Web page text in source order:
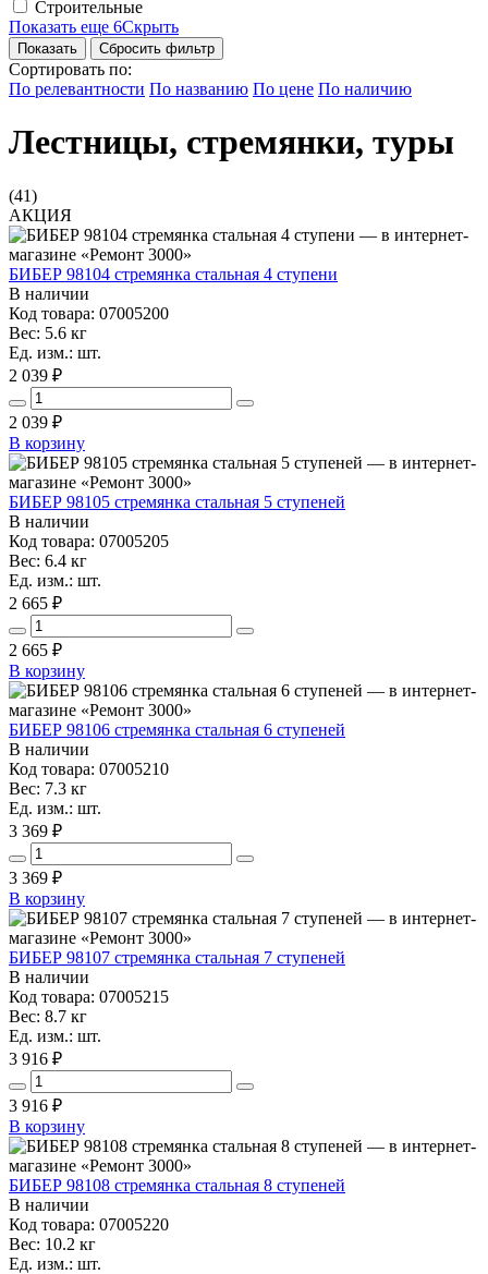
Строительные
Показать еще 6Скрыть
Сбросить фильтр
Сортировать по:
По релевантности По названию По цене По наличию
Лестницы, стремянки, туры
(41)
АКЦИЯ
БИБЕР 98104 стремянка стальная 4 ступени
В наличии
Код товара: 07005200
Вес: 5.6 кг
Ед. изм.: шт.
2 039 ₽
2 039 ₽
В корзину
БИБЕР 98105 стремянка стальная 5 ступеней
В наличии
Код товара: 07005205
Вес: 6.4 кг
Ед. изм.: шт.
2 665 ₽
2 665 ₽
В корзину
БИБЕР 98106 стремянка стальная 6 ступеней
В наличии
Код товара: 07005210
Вес: 7.3 кг
Ед. изм.: шт.
3 369 ₽
3 369 ₽
В корзину
БИБЕР 98107 стремянка стальная 7 ступеней
В наличии
Код товара: 07005215
Вес: 8.7 кг
Ед. изм.: шт.
3 916 ₽
3 916 ₽
В корзину
БИБЕР 98108 стремянка стальная 8 ступеней
В наличии
Код товара: 07005220
Вес: 10.2 кг
Ед. изм.: шт.